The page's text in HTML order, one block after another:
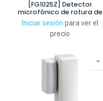
[FG1025Z] Detector
microfónico de rotura de
cristal FlexGuard. Alcance
7.6m lineal, 180º. Diseño
redondo
Iniciar sesión para ver el
precio